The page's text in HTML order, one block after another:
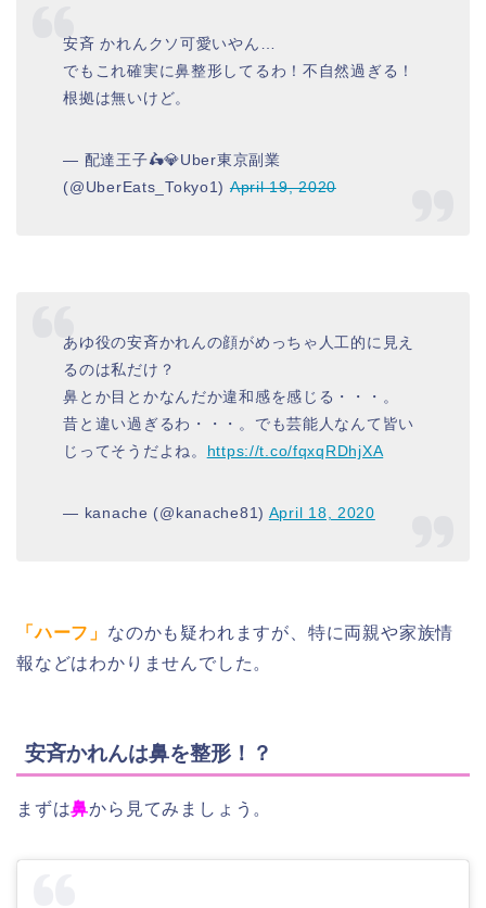
安斉 かれんクソ可愛いやん…
でもこれ確実に鼻整形してるわ！不自然過ぎる！
根拠は無いけど。
— 配達王子🛵💎Uber東京副業
(@UberEats_Tokyo1)April 19, 2020
あゆ役の安斉かれんの顔がめっちゃ人工的に見え
るのは私だけ？
鼻とか目とかなんだか違和感を感じる・・・。
昔と違い過ぎるわ・・・。でも芸能人なんて皆い
じってそうだよね。 https://t.co/fqxqRDhjXA
— kanache (@kanache81) April 18, 2020
「ハーフ」 なのかも疑われますが、特に両親や家族情
報などはわかりませんでした。
安斉かれんは鼻を整形！？
まずは鼻から見てみましょう。